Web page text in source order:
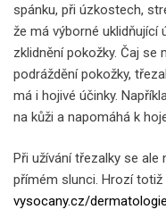
spánku, při úzkostech,
že má výborné uklidňující
zklidnění pokožky. Čaj se
podráždění pokožky,
má i hojivé účinky.
na kůži a napomáhá k
Při užívání třezalky se
přímém slunci. Hrozí totiž
vysocany.cz/dermatologie